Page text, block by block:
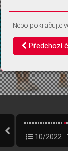
10/2022
Nebo pokračujte
Předchozí